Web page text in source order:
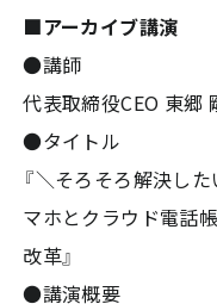
■アーカイブ講演
●講師
代表取締役CEO 東郷
●タイトル
『＼そろそろ解決し
マホとクラウド電話
改革』
●講演概要